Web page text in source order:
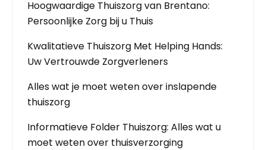
Hoogwaardige Thuiszorg van Brentano:
Persoonlijke Zorg bij u Thuis
Kwalitatieve Thuiszorg Met Helping Hands:
Uw Vertrouwde Zorgverleners
Alles wat je moet weten over inslapende
thuiszorg
Informatieve Folder Thuiszorg: Alles wat u
moet weten over thuisverzorging